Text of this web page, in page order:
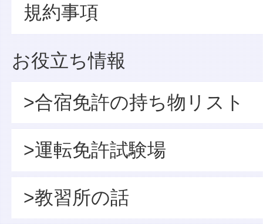
規約事項
お役立ち情報
>合宿免許の持ち物リスト
>運転免許試験場
>教習所の話